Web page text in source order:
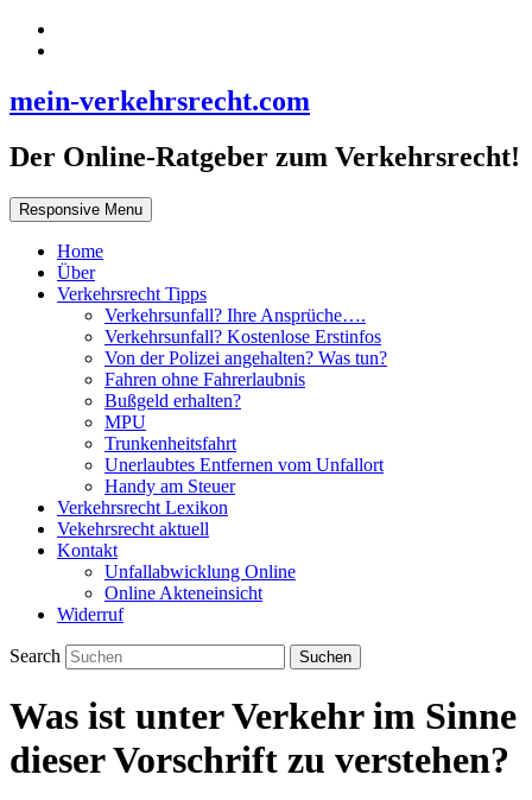
mein-verkehrsrecht.com
Der Online-Ratgeber zum Verkehrsrecht!
Responsive Menu
Home
Über
Verkehrsrecht Tipps
Verkehrsunfall? Ihre Ansprüche….
Verkehrsunfall? Kostenlose Erstinfos
Von der Polizei angehalten? Was tun?
Fahren ohne Fahrerlaubnis
Bußgeld erhalten?
MPU
Trunkenheitsfahrt
Unerlaubtes Entfernen vom Unfallort
Handy am Steuer
Verkehrsrecht Lexikon
Vekehrsrecht aktuell
Kontakt
Unfallabwicklung Online
Online Akteneinsicht
Widerruf
Search
Was ist unter Verkehr im Sinne
dieser Vorschrift zu verstehen?